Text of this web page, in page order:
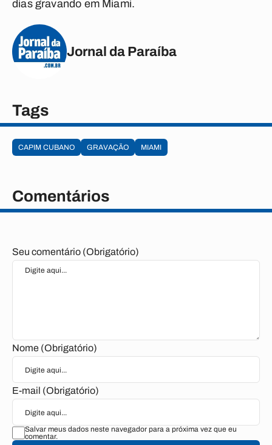
dias gravando em Miami.
Jornal da Paraíba
Tags
CAPIM CUBANO GRAVAÇÃO MIAMI
Comentários
Seu comentário (Obrigatório)
Nome (Obrigatório)
E-mail (Obrigatório)
Salvar meus dados neste navegador para a próxima vez que eu
comentar.